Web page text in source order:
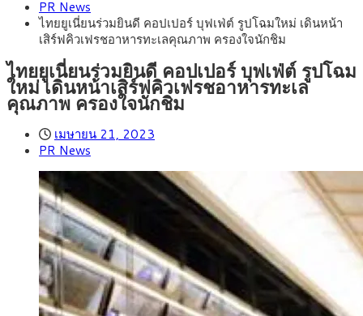
รายหัวเพียง 2,618 บาท เสนอทบทวนจัดสรรงบให้สอดคล้องภาระ
งานจริง
สิงหาคม 3, 2026
33.00-33.60 ติดตามข้อมูลจ้างงานสหรัฐฯ
สิงหาคม 1, 2026 “เอกนิติ” เปิดเครื่องยนต์เศรษฐกิจใหม่ของไทย
เดินหน้า 5 ยุทธศาสตร์ รื้อโครงสร้างเศรษฐกิจ ดันไทยโตเต็ม
ศักยภาพ
กรกฎาคม 27, 2026 ภัยเงียบใกล้ตัวเด็ก LSD “แสตมป์เมา” ยาเสพ
ติดลายการ์ตูน กรมศุลกากร เตือนผู้ปกครองเฝ้าระวัง หลังยึดล็อต
ใหญ่จากเยอรมนี
PR News
ไทยยูเนี่ยนร่วมยินดี คอปเปอร์ บุฟเฟ่ต์ รูปโฉมใหม่ เดินหน้า
เสิร์ฟคิวเฟรชอาหารทะเลคุณภาพ ครองใจนักชิม
ไทยยูเนี่ยนร่วมยินดี คอปเปอร์ บุฟเฟ่ต์ รูปโฉม
ใหม่ เดินหน้าเสิร์ฟคิวเฟรชอาหารทะเล
คุณภาพ ครองใจนักชิม
เมษายน 21, 2023
PR News